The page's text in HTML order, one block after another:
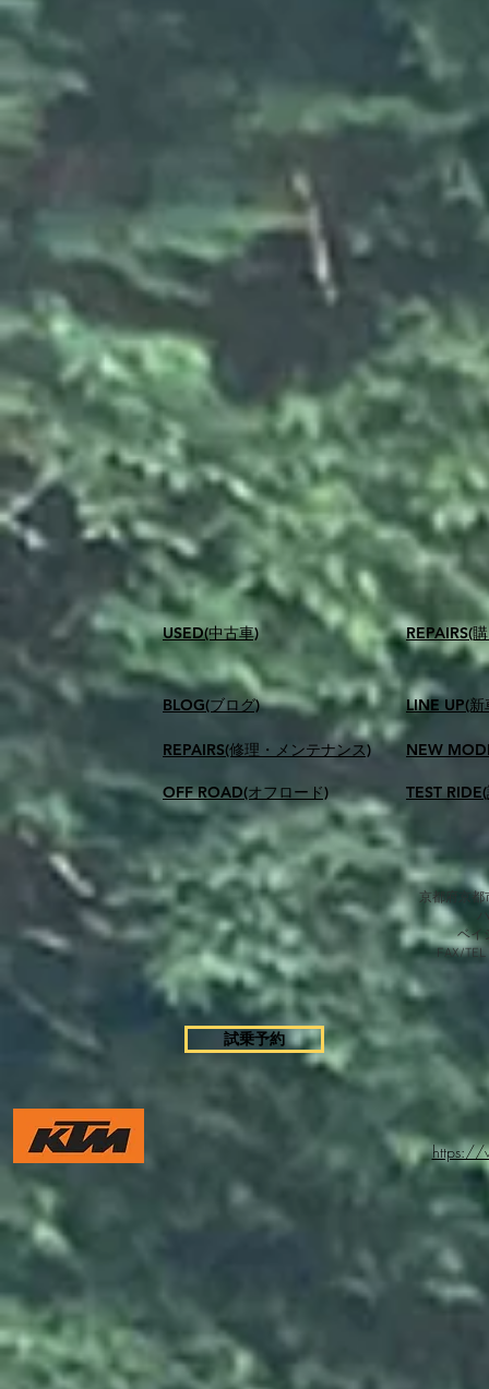
USED(中古車)
BLOG(ブログ)
REPAIRS(修理・メンテナンス)
OFF ROAD(オフロード)
​REPAIRS(
LINE UP(新
NEW
TEST
京都府京都
ベイ
FAX/
試乗予約
https://